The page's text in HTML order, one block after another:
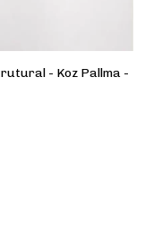
- Koz Pallma -